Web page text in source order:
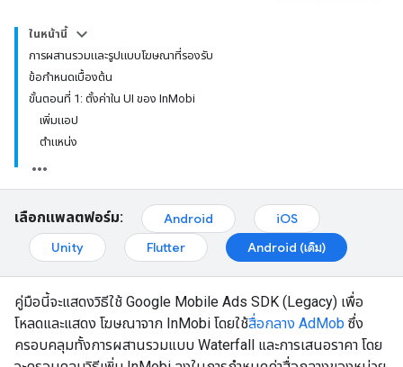
ในหน้านี้
การผสานรวมและรูปแบบโฆษณาที่รองรับ
ข้อกำหนดเบื้องต้น
ขั้นตอนที่ 1: ตั้งค่าใน UI ของ InMobi
เพิ่มแอป
ตำแหน่ง
เลือกแพลตฟอร์ม: Android
iOS
Unity
Flutter Android (เดิม)
คู่มือนี้จะแสดงวิธีใช้ Google Mobile Ads SDK (Legacy) เพื่อ
โหลดและแสดง โฆษณาจาก InMobi โดยใช้สื่อกลาง AdMob ซึ่ง
ครอบคลุมทั้งการผสานรวมแบบ Waterfall และการเสนอราคา โดย